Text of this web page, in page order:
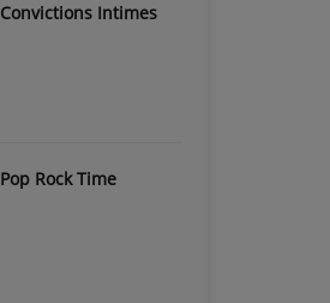
Convictions Intimes
Pop Rock Time